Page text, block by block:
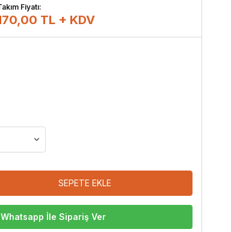
Fiyatı:
TL + KDV
SEPETE EKLE
Whatsapp İle Sipariş Ver